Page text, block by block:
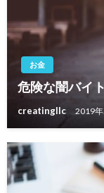
お金
危険な闇バイ
creatingllc 2019